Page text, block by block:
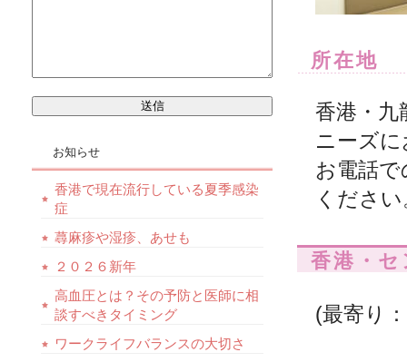
所在地
香港・九
ニーズ
お電話
くださ
香港・
(最寄り
お知らせ
香港で現在流行している夏季感染
症
蕁麻疹や湿疹、あせも
２０２６新年
高血圧とは？その予防と医師に相
談すべきタイミング
ワークライフバランスの大切さ